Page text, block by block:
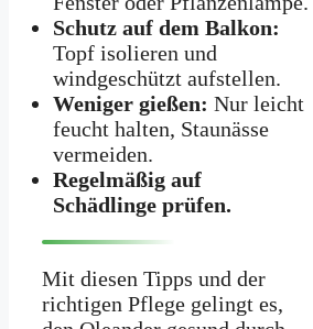
Schutz auf dem Balkon:
Topf isolieren und
windgeschützt aufstellen.
Weniger gießen: Nur leicht
feucht halten, Staunässe
vermeiden.
Regelmäßig auf
Schädlinge prüfen.
Mit diesen Tipps und der
richtigen Pflege gelingt es,